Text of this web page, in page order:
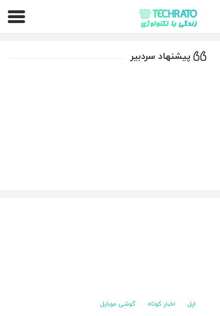
تکراتو – زندگی با تکنولوژی
پیشنهاد سردبیر
اپل اخبار کوتاه گوشی موبایل